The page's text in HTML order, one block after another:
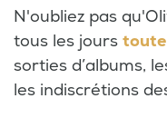
N'oubliez pas
tous les jours toute
sorties d’albums,
les indiscrétions